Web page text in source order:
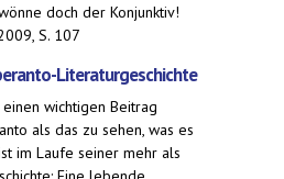
doch der Konjunktiv!
S. 107
Literaturgeschichte
einen wichtigen Beitrag
als das zu sehen, was es
im Laufe seiner mehr als